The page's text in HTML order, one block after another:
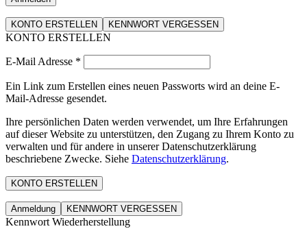
KONTO ERSTELLEN KENNWORT VERGESSEN
KONTO ERSTELLEN
E-Mail Adresse *
Ein Link zum Erstellen eines neuen Passworts wird an deine E-
Mail-Adresse gesendet.
Ihre persönlichen Daten werden verwendet, um Ihre Erfahrungen
auf dieser Website zu unterstützen, den Zugang zu Ihrem Konto zu
verwalten und für andere in unserer Datenschutzerklärung
beschriebene Zwecke. Siehe Datenschutzerklärung.
KONTO ERSTELLEN
Anmeldung KENNWORT VERGESSEN
Kennwort Wiederherstellung